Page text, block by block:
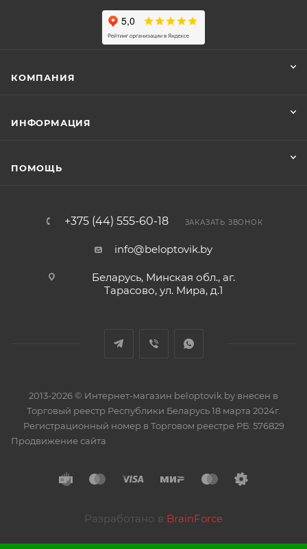
КОМПАНИЯ
ИНФОРМАЦИЯ
ПОМОЩЬ
+375 (44) 555-60-18 ЗАКАЗАТЬ ЗВОНОК
info@beloptovik.by
Беларусь, Минская обл., аг.
Тарасово, ул. Мира, д.1
2013-2026 © Интернет-магазин beloptovik.by внесен в
Торговый реестр Республики Беларусь 18 марта 2024г.
Регистрационный номер в Торговом реестре РБ: 576829
Продвижение сайта
Разработано в BrainForce